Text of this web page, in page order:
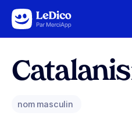
Aller au contenu
nom masculin